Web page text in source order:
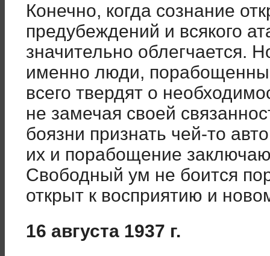
Конечно, когда сознание
предубеждений и всякого
значительно облегчается.
именно люди,
всего твердят о
не замечая своей
боязни признать чей-то
их и порабощение
Свободный ум не боится
открыт к восприятию и
16 августа 1937 г.